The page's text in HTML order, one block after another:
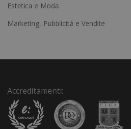
v
Estetica e Moda
Marketing, Pubblicità e Vendite
Accreditamenti: